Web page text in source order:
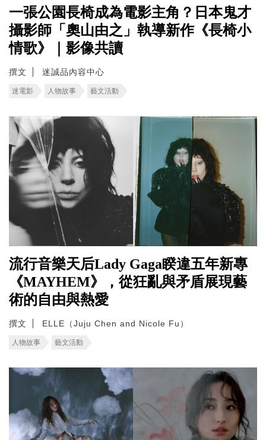
一張公園長椅成為電影主角？日本鬼才
攝影師「奧山由之」執導新作《長椅小
情歌》｜影像共讀
撰文 迷誠品內容中心
迷電影 人物故事 藝文活動
流行音樂天后Lady Gaga睽違五年新專
《MAYHEM》，從狂亂與矛盾展現藝
術的自由與熱愛
撰文 ELLE（Juju Chen and Nicole Fu）
人物故事 藝文活動